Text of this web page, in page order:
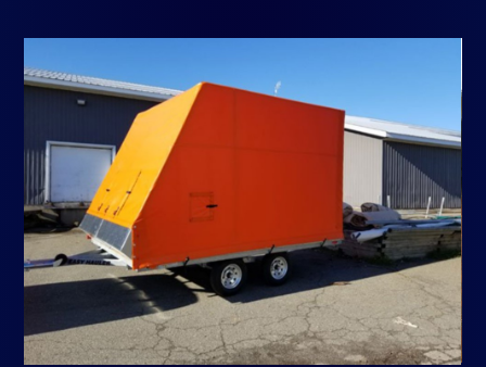
Obtenir un Devis Gratuit